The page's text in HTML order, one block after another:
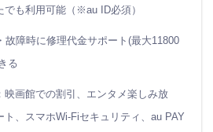
でお楽しみください
終了などの確認は各動画配信サービ
でも利用可能（※au ID必須）
故障時に修理代金サポート(最大11800
る
映画館での割引、エンタメ楽しみ放
ト、スマホWi-Fiセキュリティ、au PAY